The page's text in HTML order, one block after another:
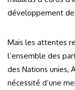
développement de
Mais les attentes
l’ensemble des
des Nations unies,
nécessité d’une